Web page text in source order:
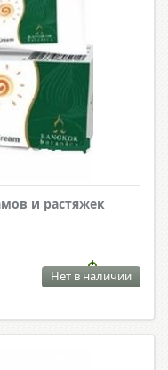
и растяжек
Нет в наличии